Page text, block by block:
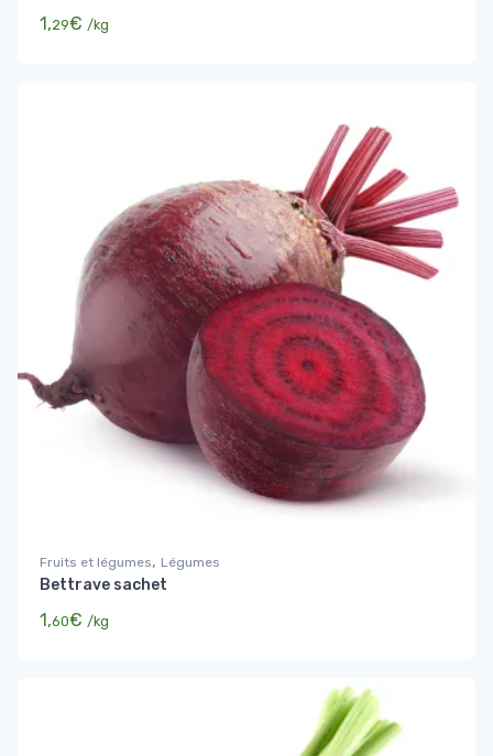
1,29€ /kg
Fruits et légumes, Légumes
Bettrave sachet
1,60€ /kg